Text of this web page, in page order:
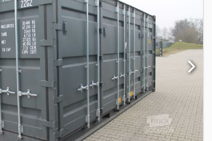
Rezervni točak 100%
zadržavamo pravo na izmene,
Djdpfx Ansi Rlhvolokr